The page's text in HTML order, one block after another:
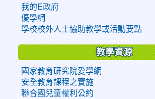
我的E政府
優學網
學校校外人士協助教學或活動要點
教學資源
國家教育研究院愛學網
安全教育課程之實施
聯合國兒童權利公約